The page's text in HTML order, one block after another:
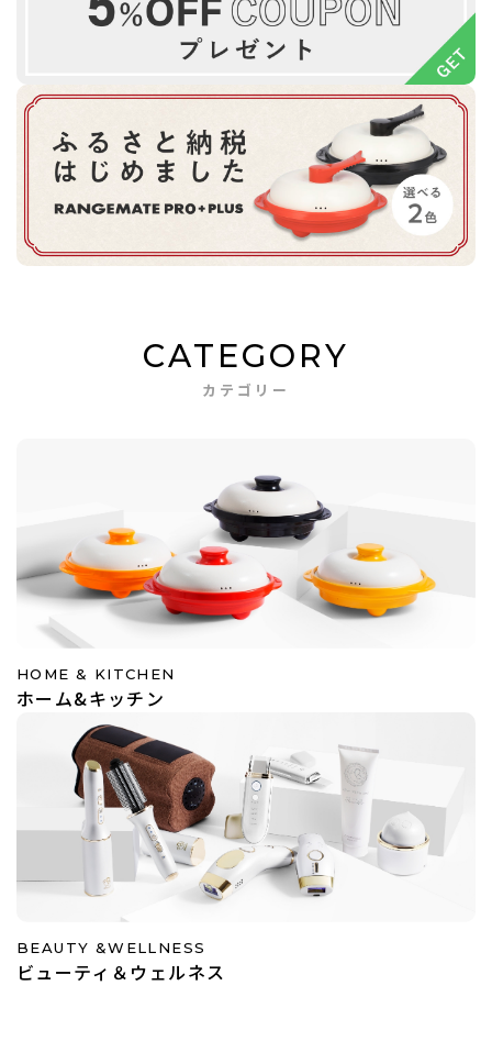
CATEGORY
カテゴリー
HOME & KITCHEN
ホーム&キッチン
BEAUTY &WELLNESS
ビューティ＆ウェルネス